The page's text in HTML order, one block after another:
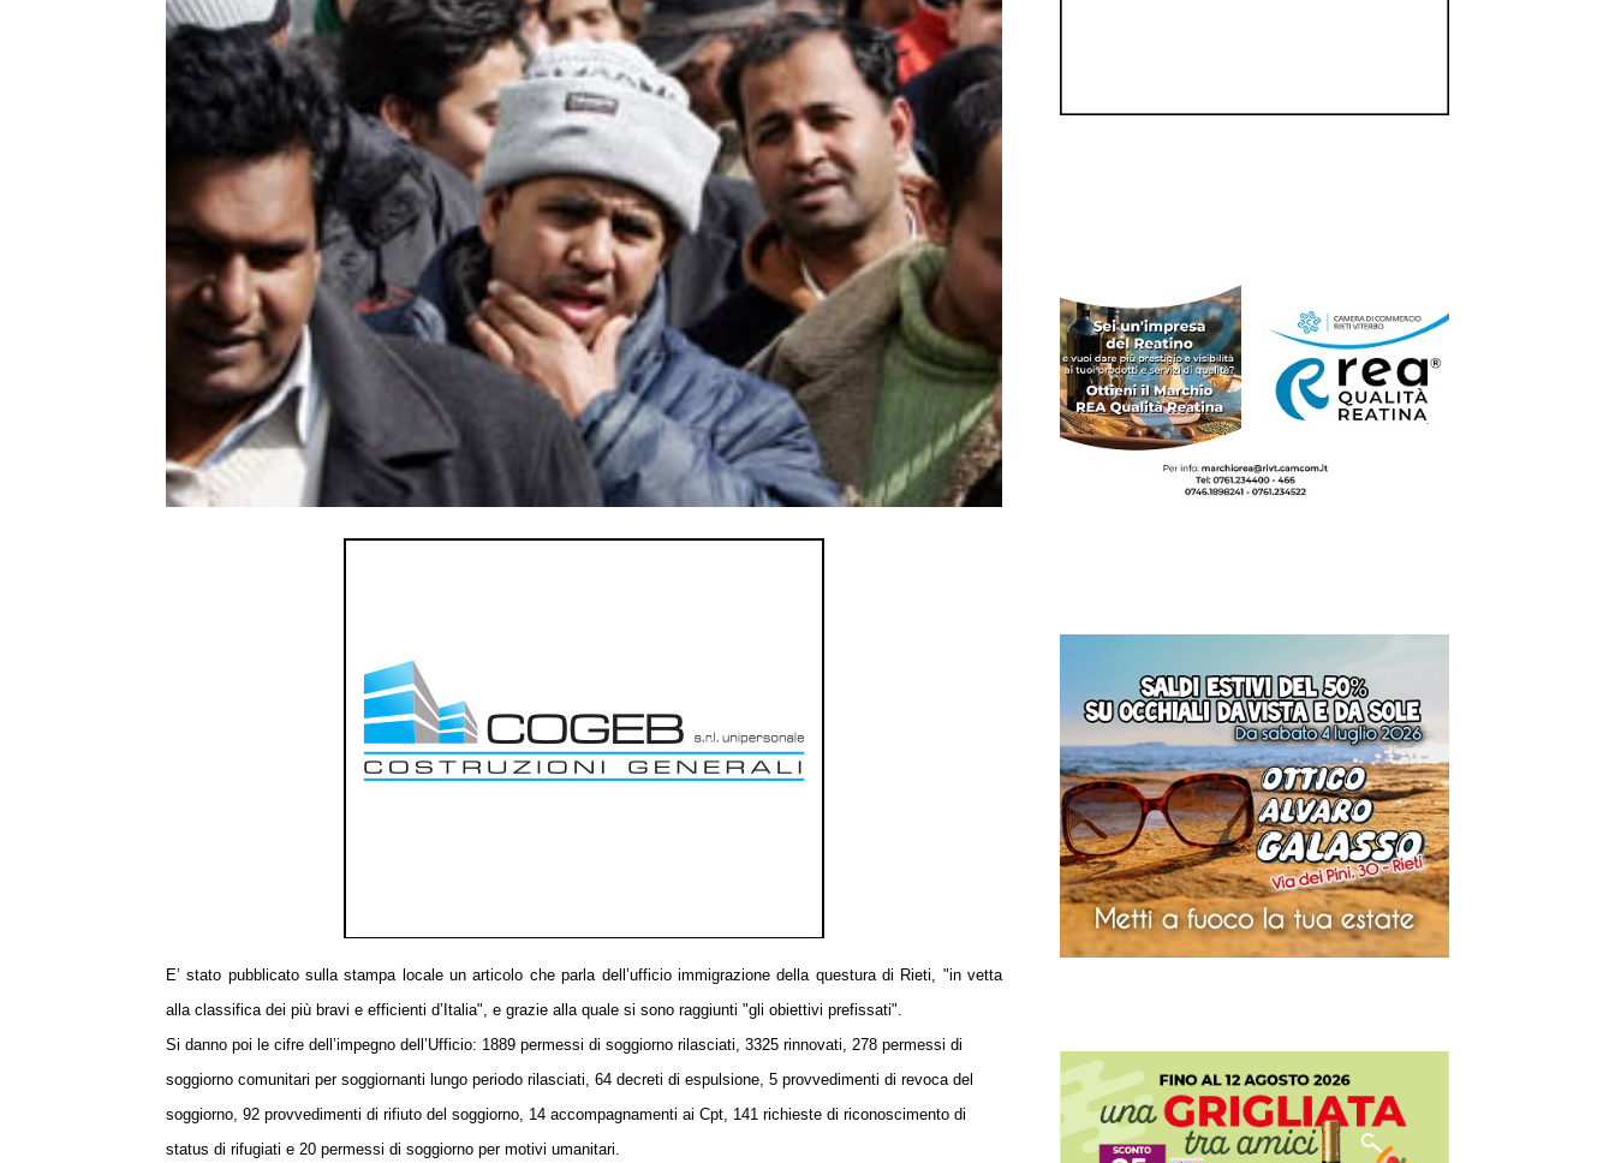
E’ stato pubblicato sulla stampa locale un articolo che parla dell’ufficio immigrazione della questura di Rieti, "in vetta
alla classifica dei più bravi e efficienti d’Italia", e grazie alla quale si sono raggiunti "gli obiettivi prefissati".
Si danno poi le cifre dell’impegno dell’Ufficio: 1889 permessi di soggiorno rilasciati, 3325 rinnovati, 278 permessi di
soggiorno comunitari per soggiornanti lungo periodo rilasciati, 64 decreti di espulsione, 5 provvedimenti di revoca del
soggiorno, 92 provvedimenti di rifiuto del soggiorno, 14 accompagnamenti ai Cpt, 141 richieste di riconoscimento di
status di rifugiati e 20 permessi di soggiorno per motivi umanitari.